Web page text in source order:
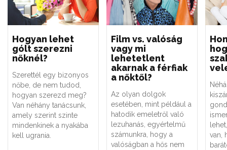
Hogyan lehet
gólt szerezni
nőknél?
Szerettél egy bizonyos
nőbe, de nem tudod,
hogyan szerezd meg?
Van néhány tanácsunk,
amely szerint szinte
mindenkinek a nyakába
kell ugrania.
Film vs. valóság
vagy mi
lehetetlent
akarnak a férfiak
a nőktől?
Az olyan dolgok
esetében, mint például a
hatodik emeletről való
lezuhanás, egyértelmű
számunkra, hogy a
valóságban a hős nem
van,